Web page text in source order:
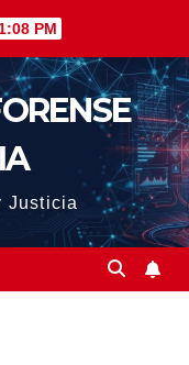
PM
Justicia